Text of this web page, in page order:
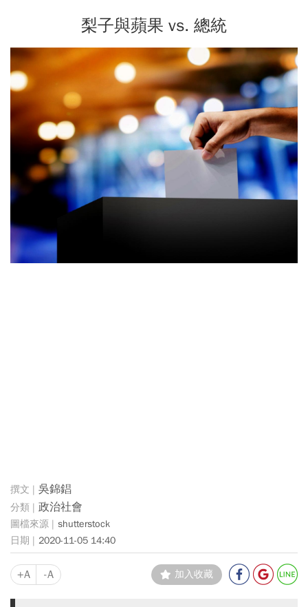
梨子與蘋果 vs. 總統
吳錦錩
政治社會
shutterstock
2020-11-05 14:40
+A -A 加入收藏